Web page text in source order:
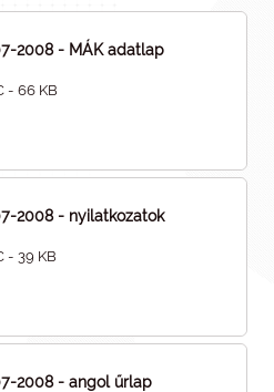
2008 - MÁK adatlap
- 66 KB
2008 - nyilatkozatok
- 39 KB
2008 - angol űrlap